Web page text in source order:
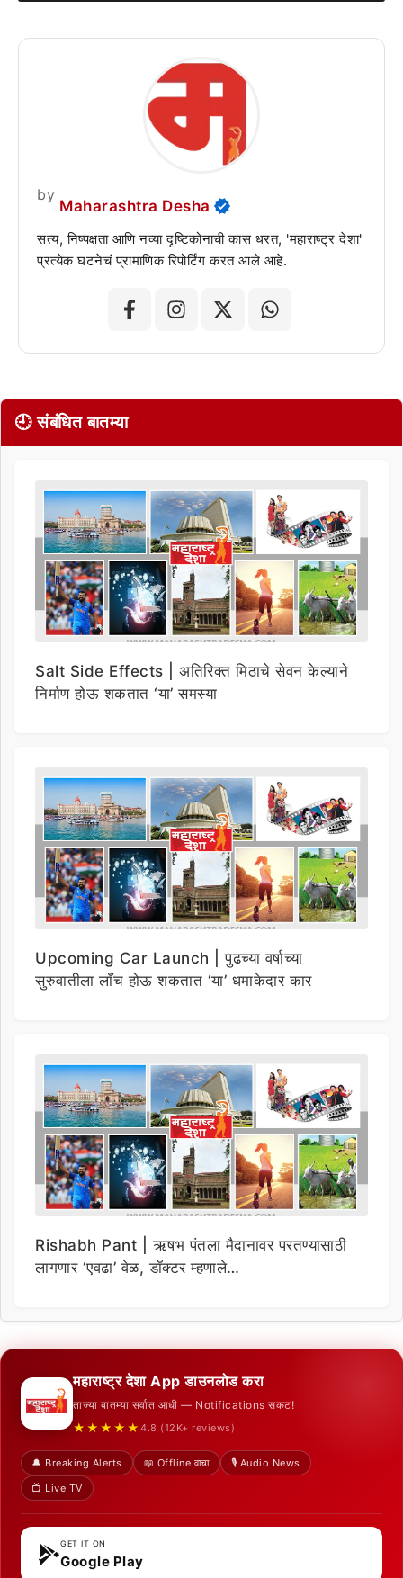
by
Maharashtra Desha
सत्य, निष्पक्षता आणि नव्या दृष्टिकोनाची कास धरत, 'महाराष्ट्र देशा'
प्रत्येक घटनेचं प्रामाणिक रिपोर्टिंग करत आले आहे.
🕘 संबंधित बातम्या
Salt Side Effects | अतिरिक्त मिठाचे सेवन केल्याने
निर्माण होऊ शकतात ‘या’ समस्या
Upcoming Car Launch | पुढच्या वर्षाच्या
सुरुवातीला लाँच होऊ शकतात ‘या’ धमाकेदार कार
Rishabh Pant | ऋषभ पंतला मैदानावर परतण्यासाठी
लागणार ‘एवढा’ वेळ, डॉक्टर म्हणाले…
महाराष्ट्र देशा App डाउनलोड करा
ताज्या बातम्या सर्वात आधी — Notifications सकट!
★★★★★ 4.8 (12K+ reviews)
🔔 Breaking Alerts 📖 Offline वाचा
🎙️ Audio News
📺 Live TV
GET IT ON
Google Play